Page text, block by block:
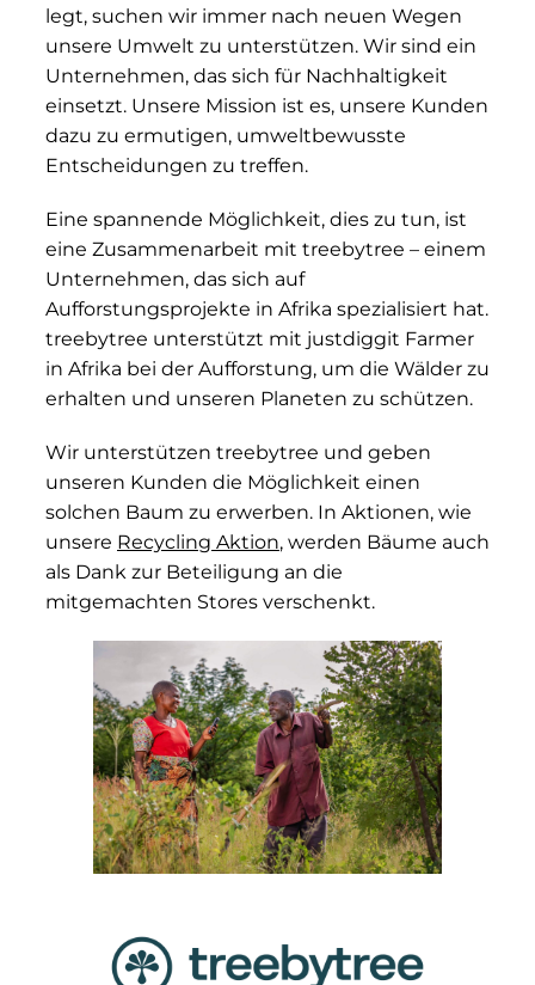
legt, suchen wir immer nach neuen Wegen
unsere Umwelt zu unterstützen. Wir sind ein
Unternehmen, das sich für Nachhaltigkeit
einsetzt. Unsere Mission ist es, unsere Kunden
dazu zu ermutigen, umweltbewusste
Entscheidungen zu treffen.
Eine spannende Möglichkeit, dies zu tun, ist
eine Zusammenarbeit mit treebytree – einem
Unternehmen, das sich auf
Aufforstungsprojekte in Afrika spezialisiert hat.
treebytree unterstützt mit justdiggit Farmer
in Afrika bei der Aufforstung, um die Wälder zu
erhalten und unseren Planeten zu schützen.
Wir unterstützen treebytree und geben
unseren Kunden die Möglichkeit einen
solchen Baum zu erwerben. In Aktionen, wie
unsere Recycling Aktion, werden Bäume auch
als Dank zur Beteiligung an die
mitgemachten Stores verschenkt.